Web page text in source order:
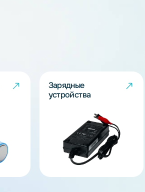
решение под Ваш запрос!